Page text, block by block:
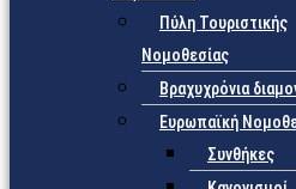
Πύλη Τουριστικής
Νομοθεσίας
Βραχυχρόνια
Ευρωπαϊκή
Συνθήκες